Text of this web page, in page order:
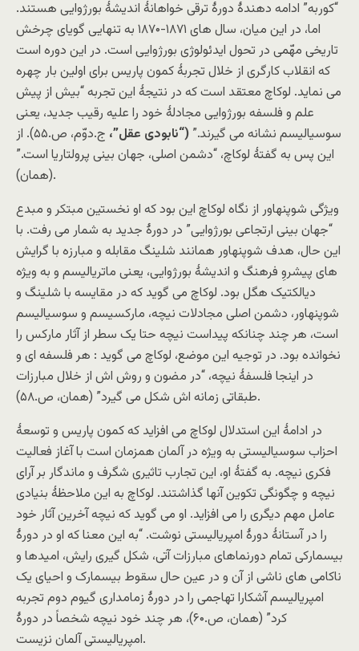
“کوربه” ادامه دهندۀ دورۀ ترقی خواهانۀ اندیشۀ بورژوایی هستند.
اما، در این میان، سال های ۱۸۷۱-۱۸۷۰ به تنهایی گویای چرخش
تاریخی مهّمی در تحول ایدئولوژی بورژوایی است. در این دوره است
که انقلاب کارگری از خلال تجربۀ کمون پاریس برای اولین بار چهره
می نماید. لوکاچ معتقد است که در نتیجۀ این تجربه “بیش از پیش
علم و فلسفه بورژوایی مجادلۀ خود را علیه رقیب جدید، یعنی
سوسیالیسم نشانه می گیرند.” (“نابودی عقل”،
ج.دوّم، ص.۵۵). از
این پس به گفتۀ لوکاچ، “دشمن اصلی، جهان بینی پرولتاریا است.”
(همان).
ویژگی شوپنهاور از نگاه لوکاچ این بود که او نخستین مبتکر و مبدع
“جهان بینی ارتجاعی بورژوایی” در دورۀ جدید به شمار می رفت. با
این حال، هدف شوپنهاور همانند شلینگ مقابله و مبارزه با گرایش
های پیشروِ فرهنگ و اندیشۀ بورژوایی، یعنی ماتریالیسم و به ویژه
دیالکتیک هگل بود. لوکاچ می گوید که در مقایسه با شلینگ و
شوپنهاور، دشمن اصلی مجادلات نیچه، مارکسیسم و سوسیالیسم
است، هر چند چنانکه پیداست نیچه حتا یک سطر از آثار مارکس را
نخوانده بود. در توجیه این موضع، لوکاچ می گوید : هر فلسفه ای و
در اینجا فلسفۀ نیچه، “در مضون و روش اش از خلال مبارزات
طبقاتی زمانه اش شکل می گیرد” (همان، ص.۵۸).
در ادامۀ این استدلال لوکاچ می افزاید که کمون پاریس و توسعۀ
احزاب سوسیالیستی به ویژه در آلمان همزمان است با آغاز فعالیت
فکری نیچه. به گفتۀ او، این تجارب تاثیری شگرف و ماندگار بر آرای
نیچه و چگونگی تکوین آنها گذاشتند. لوکاچ به این ملاحظۀ بنیادی
عامل مهم دیگری را می افزاید. او می گوید که نیچه آخرین آثار خود
را در آستانۀ دورۀ امپریالیستی نوشت. “به این معنا که او در دورۀ
بیسمارکی تمام دورنماهای مبارزات آتی، شکل گیری رایش، امیدها و
ناکامی های ناشی از آن و در عین حال سقوط بیسمارک و احیای یک
امپریالیسم آشکارا تهاجمی را در دورۀ زمامداری گیوم دوم تجربه
کرد” (همان، ص.۶۰)، هر چند خود نیچه شخصاً در دورۀ
امپریالیستی آلمان نزیست.